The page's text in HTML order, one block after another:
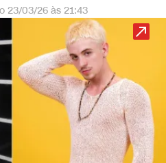
23/03/26 às 21:43